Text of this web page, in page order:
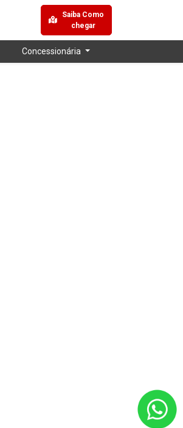
Saiba Como
chegar
Concessionária